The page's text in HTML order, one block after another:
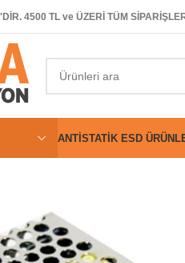
4500 TL ve ÜZERİ TÜM
ANTISTATIK ESD